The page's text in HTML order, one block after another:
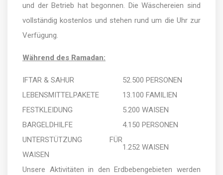
und der Betrieb hat begonnen. Die Wäschereien sind
vollständig kostenlos und stehen rund um die Uhr zur
Verfügung.
Während des Ramadan:
IFTAR & SAHUR
52.500 PERSONEN
LEBENSMITTELPAKETE
13.100 FAMILIEN
FESTKLEIDUNG
5.200 WAISEN
BARGELDHILFE
4.150 PERSONEN
UNTERSTÜTZUNG FÜR
WAISEN
1.252 WAISEN
Unsere Aktivitäten in den Erdbebengebieten werden